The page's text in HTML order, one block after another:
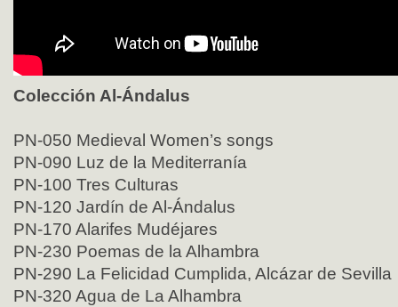
Colección Al-Ándalus
PN-050 Medieval Women’s songs
PN-090 Luz de la Mediterranía
PN-100 Tres Culturas
PN-120 Jardín de Al-Ándalus
PN-170 Alarifes Mudéjares
PN-230 Poemas de la Alhambra
PN-290 La Felicidad Cumplida, Alcázar de Sevilla
PN-320 Agua de La Alhambra